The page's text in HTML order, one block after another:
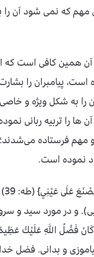
که نمی شود آن را
همین کافی است که
پیامبران را
را به شکل ویژه و
ها را تربیه ربانی
مهم فرستاده
نموده است.
و در مورد سید و
و بدانی. فضل